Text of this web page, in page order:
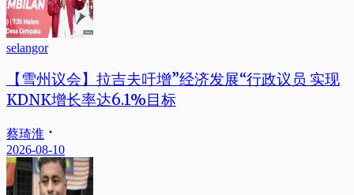
selangor
【雪州议会】拉吉夫吁增”经济发展“行政议员 实现
KDNK增长率达6.1%目标
蔡琦淮
2026-08-10